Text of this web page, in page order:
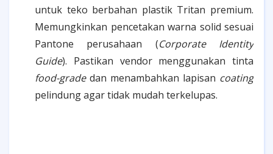
untuk teko berbahan plastik Tritan premium.
Memungkinkan pencetakan warna solid sesuai
Pantone perusahaan (Corporate Identity
Guide). Pastikan vendor menggunakan tinta
food-gradedan menambahkan lapisan coating
pelindung agar tidak mudah terkelupas.